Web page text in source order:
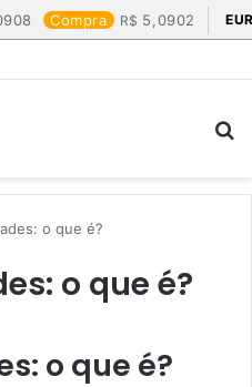
Compra 5,0902
mais valem a pena
o que é?
o que é?
o que é?